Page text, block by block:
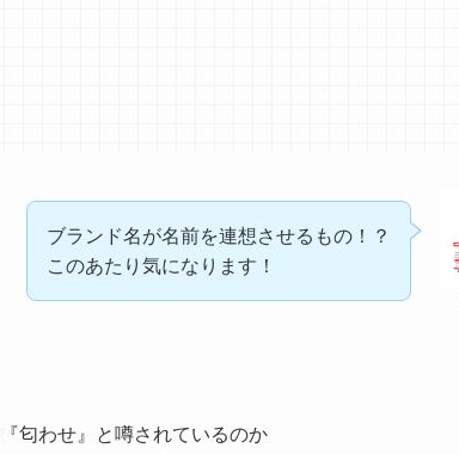
ブランド名が名前を連想させるもの！？
このあたり気になります！
匂わせ』と噂されているのか